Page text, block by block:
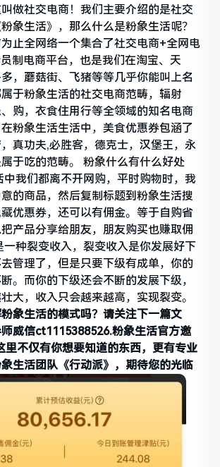
做社交电商！我们主要介绍的是社交
象生活》，那么什么是粉象生活呢？
止全网络一个集合了社交电商+全网电
制电商平台，也是我们在淘宝、天
，蘑菇街、飞猪等等几乎你能叫上名
于粉象生活的社交电商范畴，辐射
购，衣食住用行等全领域的知名电商
粉象生活生活中，美食优惠券包涵了
真功夫,必胜客，德克士，汉堡王，永
于吃的范畴。 粉象什么有什么好处
中我们都离不开网购，平时购物时，我
的商品，然后复制标题到粉象生活搜
优惠券，还可以有佣金。等于自购省
产品分享给朋友，朋友购买也赚取佣
一种裂变收入，裂变收入是你发展好下
管理了，但是只要下级有成单，你的
。而你的下级还会不断的发展下级，
大，收入只会越来越高，实现裂变。
象生活的模式吗？请关注下一篇文
威信ct1115388526.粉象生活官方邀
里不仅有你想要知道的东西，更有专业
生活团队《行动派》，期待您的光临